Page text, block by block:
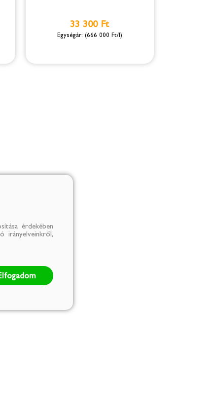
33 300 Ft
(666 000 Ft/l)
érdekében
irányelveinkről,